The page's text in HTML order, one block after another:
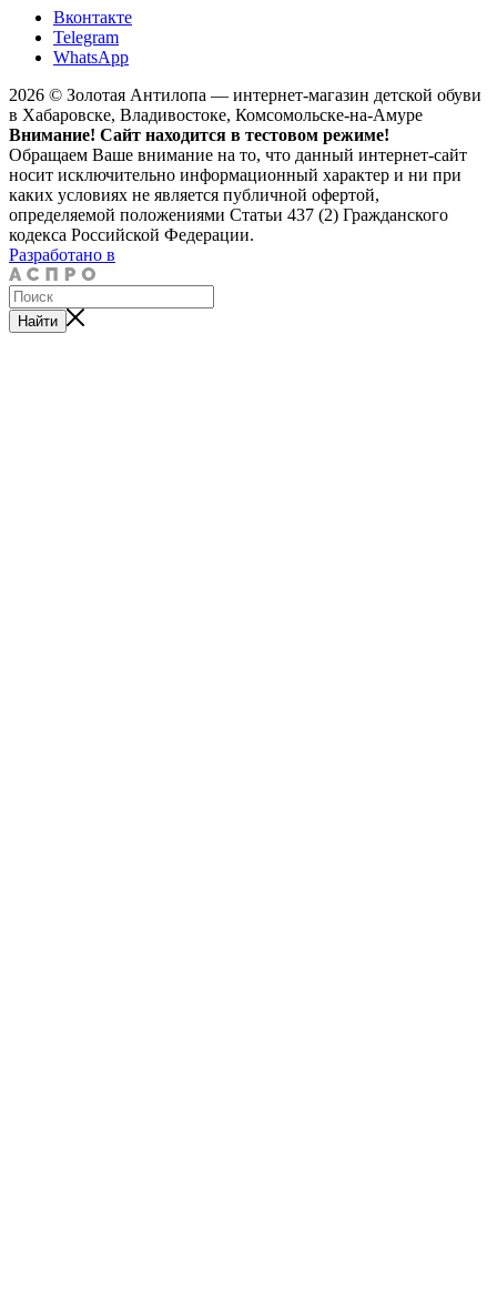
Вконтакте
Telegram
WhatsApp
2026 © Золотая Антилопа — интернет-магазин детской обуви
в Хабаровске, Владивостоке, Комсомольске-на-Амуре
Внимание! Сайт находится в тестовом режиме!
Обращаем Ваше внимание на то, что данный интернет-сайт
носит исключительно информационный характер и ни при
каких условиях не является публичной офертой,
определяемой положениями Статьи 437 (2) Гражданского
кодекса Российской Федерации.
Разработано в
Найти